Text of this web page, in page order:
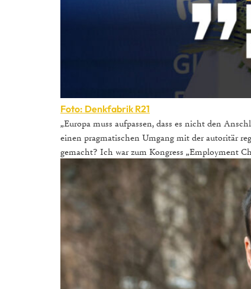
Foto: Denkfabrik R21
„Europa muss aufpassen, dass es nicht den
einen pragmatischen Umgang mit der autoritär
gemacht? Ich war zum Kongress „Employment